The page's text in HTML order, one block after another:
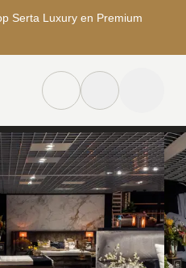
Serta Luxury en Premium
Dealer locator knop
Zoek knop
Zoeken